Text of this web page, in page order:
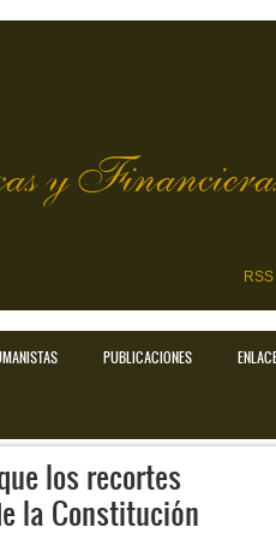
y
RSS
PUBLICACIONES
los recortes
la Constitución